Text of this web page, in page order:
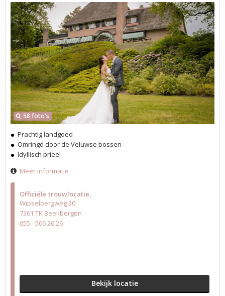
Officiële trouwlocatie
Wipselbergweg 30
7361 TK Beekbergen
055 - 506 26 26
Bekijk locatie
58 foto's
Prachtig landgoed
Omringd door de Veluwse bossen
Idyllisch prieel
Meer informatie